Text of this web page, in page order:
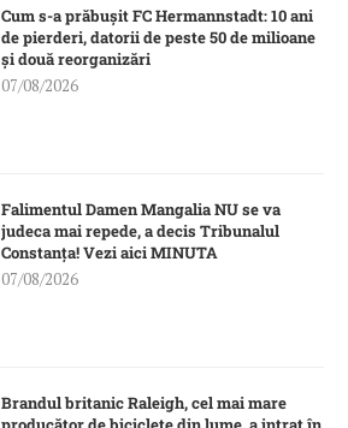
Cum s-a prăbușit FC Hermannstadt: 10 ani
de pierderi, datorii de peste 50 de milioane
și două reorganizări
07/08/2026
Falimentul Damen Mangalia NU se va
judeca mai repede, a decis Tribunalul
Constanța! Vezi aici MINUTA
07/08/2026
Brandul britanic Raleigh, cel mai mare